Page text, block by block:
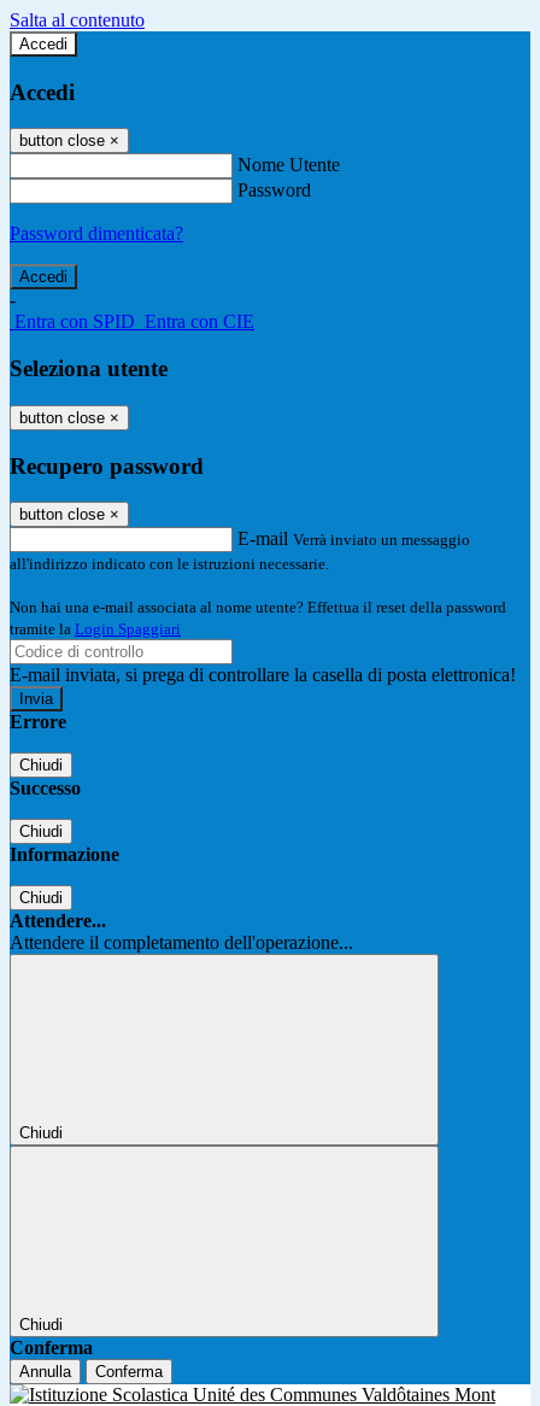
Salta al contenuto
Accedi
Accedi
button close ×
Nome Utente
Password
Password dimenticata?
-
Entra con SPID Entra con CIE
Seleziona utente
button close ×
Recupero password
button close ×
E-mail Verrà inviato un messaggio
all'indirizzo indicato con le istruzioni necessarie.
Non hai una e-mail associata al nome utente? Effettua il reset della password
tramite la Login Spaggiari
E-mail inviata, si prega di controllare la casella di posta elettronica!
Errore
Chiudi
Successo
Chiudi
Informazione
Chiudi
Attendere...
Attendere il completamento dell'operazione...
Chiudi
Chiudi
Conferma
Annulla Conferma